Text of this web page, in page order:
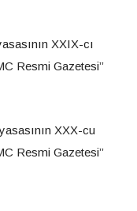
XXIX-cı
Resmi Gazetesi’’
XXX-cu
Resmi Gazetesi’’